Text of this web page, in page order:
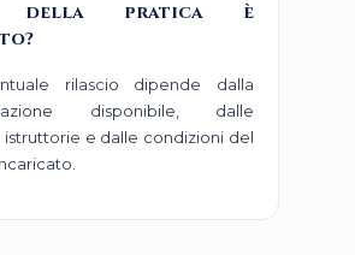
della pratica è
rilascio dipende dalla
disponibile, dalle
istruttorie e dalle condizioni del